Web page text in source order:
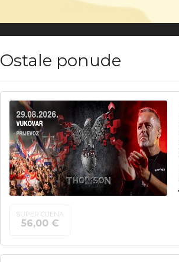
Ostale ponude
SUPER CIJENA
56,00 €